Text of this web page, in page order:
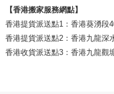
【香港搬家服務網點】
香港提貨派送點1：香港葵湧
香港提貨派送點2：香港九龍
香港收貨派送點3：香港九龍觀